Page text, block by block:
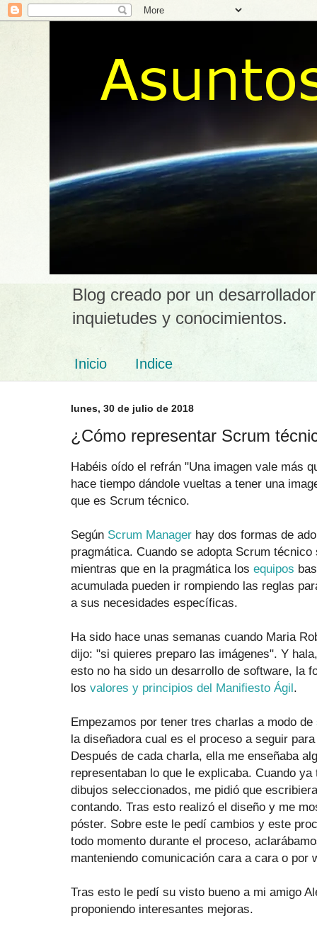
Blog creado por un
inquietudes y conocimientos.
Inicio Indice
lunes, 30 de julio de 2018
¿Cómo representar Scrum
Habéis oído el refrán "Una imagen vale más
hace tiempo dándole vueltas a tener una
que es Scrum técnico.
Según Scrum Manager hay dos formas de
pragmática. Cuando se adopta Scrum
mientras que en la pragmática los equipos
acumulada pueden ir rompiendo las reglas
a sus necesidades específicas.
Ha sido hace unas semanas cuando Maria
dijo: "si quieres preparo las imágenes". Y
esto no ha sido un desarrollo de software, la
los valores y principios del Manifiesto Ágil.
Empezamos por tener tres charlas a modo de
la diseñadora cual es el proceso a seguir
Después de cada charla, ella me enseñaba
representaban lo que le explicaba. Cuando
dibujos seleccionados, me pidió que
contando. Tras esto realizó el diseño y me
póster. Sobre este le pedí cambios y este
todo momento durante el proceso,
manteniendo comunicación cara a cara o por
Tras esto le pedí su visto bueno a mi amigo
proponiendo interesantes mejoras.